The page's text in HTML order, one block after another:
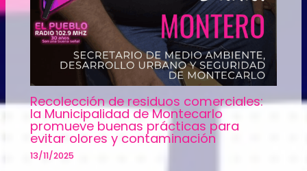
Recolección de residuos comerciales:
la Municipalidad de Montecarlo
promueve buenas prácticas para
evitar olores y contaminación
13/11/2025